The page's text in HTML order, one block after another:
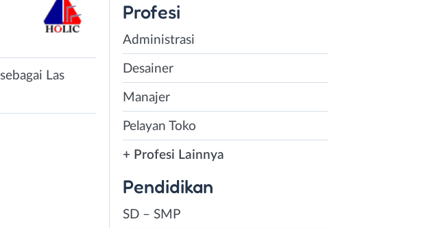
Las
Profesi
Administrasi
Desainer
Manajer
Pelayan Toko
+ Profesi Lainnya
Pendidikan
SD – SMP